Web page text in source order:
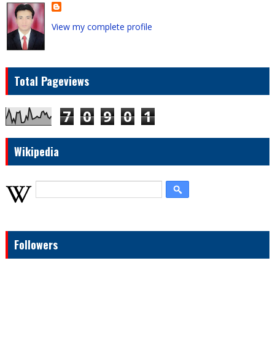
View my complete profile
Total Pageviews
7 0 9 0 1
Wikipedia
Followers